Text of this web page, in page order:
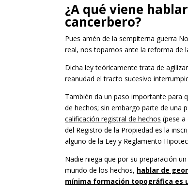
¿A qué viene
cancerbero?
Pues amén de la sempiterna guerra
real, nos topamos ante la reforma de
Dicha ley teóricamente trata de
reanudad el tracto sucesivo
También da un paso importante para
de hechos; sin embargo parte de una
calificación registral de hechos (pese
del Registro de la Propiedad es la
alguno de la Ley y Reglamento
Nadie niega que por su preparación
mundo de los hechos, hablar de
mínima formación topográfica es